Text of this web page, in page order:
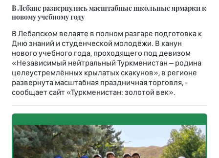
В Лебапе развернулись масштабные школьные ярмарки к
новому учебному году
В Лебапском велаяте в полном разгаре подготовка к
Дню знаний и студенческой молодёжи. В канун
нового учебного года, проходящего под девизом
«Независимый нейтральный Туркменистан – родина
целеустремлённых крылатых скакунов», в регионе
развернута масштабная праздничная торговля, -
сообщает сайт «Туркменистан: золотой век».